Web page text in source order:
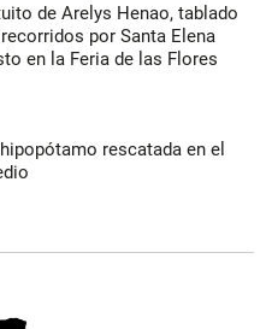
de Arelys Henao, tablado
por Santa Elena
en la Feria de las Flores
rescatada en el